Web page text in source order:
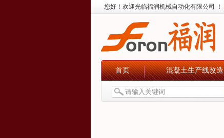
您好！欢迎光临福润机械自动化有限公司 ！
首页 混凝土生产线改造